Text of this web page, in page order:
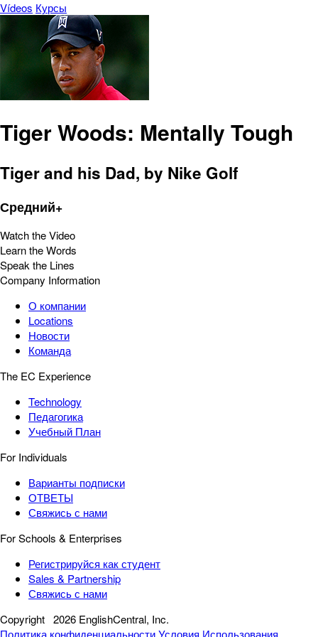
Vídeos Курсы
Tiger Woods: Mentally Tough
Tiger and his Dad, by Nike Golf
Средний+
Watch the Video
Learn the Words
Speak the Lines
Company Information
О компании
Locations
Новости
Команда
The EC Experience
Technology
Педагогика
Учебный План
For Individuals
Варианты подписки
ОТВЕТЫ
Свяжись с нами
For Schools & Enterprises
Регистрируйся как студент
Sales & Partnership
Свяжись с нами
Copyright 2026 EnglishCentral, Inc.